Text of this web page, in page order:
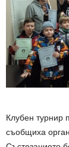
Клубен турнир
съобщиха